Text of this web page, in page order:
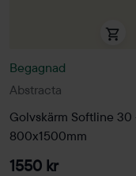
Abstracta
Begagnad
Golvskärm Softline 30
800x1500mm
1550 kr